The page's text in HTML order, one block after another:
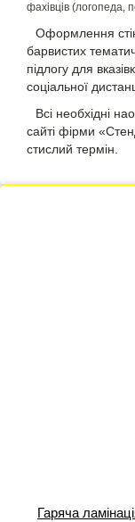
фахівців (логопеда,
Оформлення
барвистих
підлогу для
соціальної
Всі необхідні
сайті фірми
стислий термін.
Гаряча